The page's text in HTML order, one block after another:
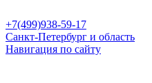
+7(499)938-59-17
Санкт-Петербург и область
Навигация по сайту